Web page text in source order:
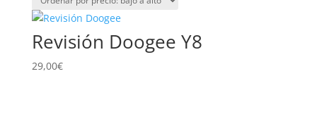
a
Revisión Doogee Y8
29,00€